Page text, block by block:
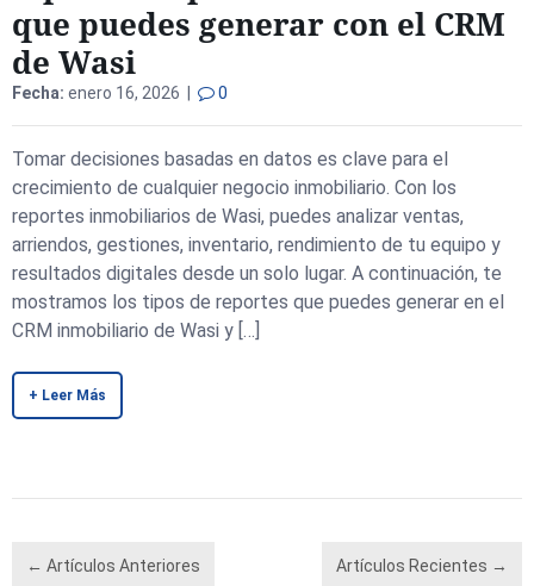
que puedes generar con el CRM
de Wasi
Fecha: enero 16, 2026 | 0
Tomar decisiones basadas en datos es clave para el
crecimiento de cualquier negocio inmobiliario. Con los
reportes inmobiliarios de Wasi, puedes analizar ventas,
arriendos, gestiones, inventario, rendimiento de tu equipo y
resultados digitales desde un solo lugar. A continuación, te
mostramos los tipos de reportes que puedes generar en el
CRM inmobiliario de Wasi y […]
+ Leer Más
← Artículos Anteriores Artículos Recientes →